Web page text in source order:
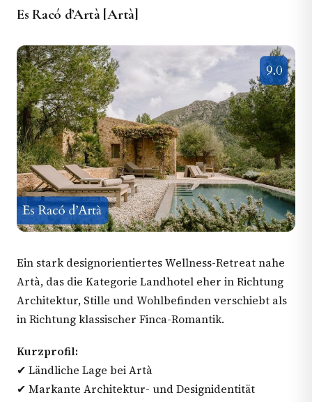
Es Racó d’Artà [Artà]
Ein stark designorientiertes Wellness-Retreat nahe
Artà, das die Kategorie Landhotel eher in Richtung
Architektur, Stille und Wohlbefinden verschiebt als
in Richtung klassischer Finca-Romantik.
Kurzprofil:
✔ Ländliche Lage bei Artà
✔ Markante Architektur- und Designidentität